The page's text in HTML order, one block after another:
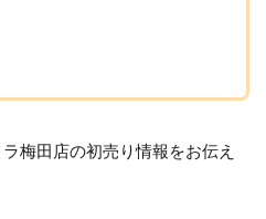
梅田店の初売り情報をお伝え